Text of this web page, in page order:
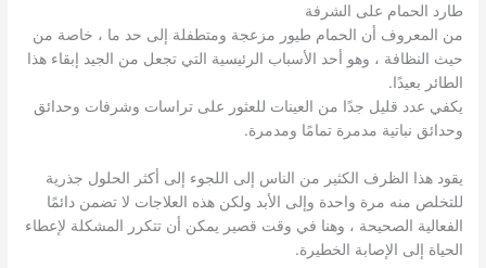
طارد الحمام على الشرفة
من المعروف أن الحمام طيور مزعجة ومتطفلة إلى حد ما ، خاصة من
حيث النظافة ، وهو أحد الأسباب الرئيسية التي تجعل من الجيد إبقاء هذا
الطائر بعيدًا.
يكفي عدد قليل جدًا من العينات للعثور على تراسات وشرفات وحدائق
وحدائق نباتية مدمرة تمامًا ومدمرة.
يقود هذا الظرف الكثير من الناس إلى اللجوء إلى أكثر الحلول جذرية
للتخلص منه مرة واحدة وإلى الأبد ولكن هذه العلاجات لا تضمن دائمًا
الفعالية الصحيحة ، وهنا في وقت قصير يمكن أن تتكرر المشكلة لإعطاء
الحياة إلى الإصابة الخطيرة.